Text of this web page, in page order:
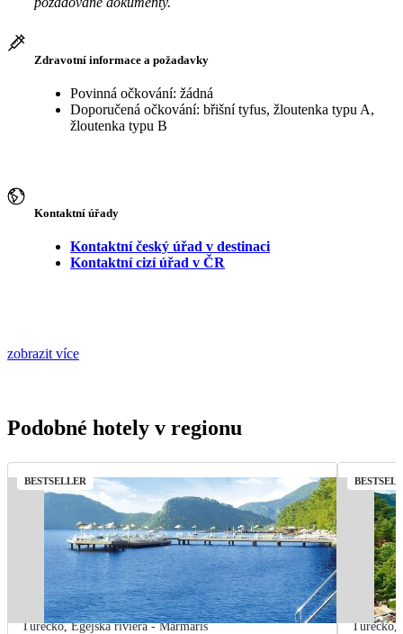
Zdravotní informace a požadavky
Povinná očkování: žádná
Doporučená očkování: břišní tyfus, žloutenka typu A,
žloutenka typu B
Kontaktní úřady
Kontaktní český úřad v destinaci
Kontaktní cizí úřad v ČR
zobrazit více
Podobné hotely v regionu
BESTSELLER
Turecko,Egejská riviéra - Marmaris Turecko,